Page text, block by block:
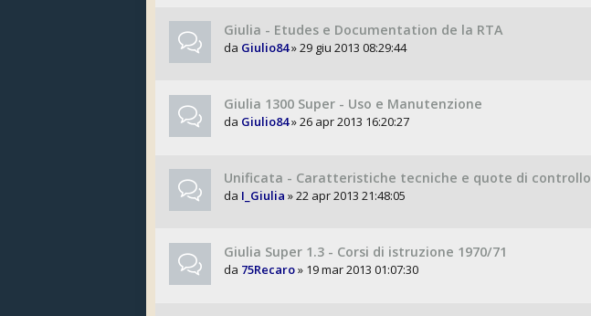
Giulia - Etudes e Documentation de la RTA
da Giulio84» 29 giu 2013 08:29:44
Giulia 1300 Super - Uso e Manutenzione
da Giulio84» 26 apr 2013 16:20:27
Unificata - Caratteristiche tecniche e quote di controllo
da I_Giulia » 22 apr 2013 21:48:05
Giulia Super 1.3 - Corsi di istruzione 1970/71
da 75Recaro» 19 mar 2013 01:07:30